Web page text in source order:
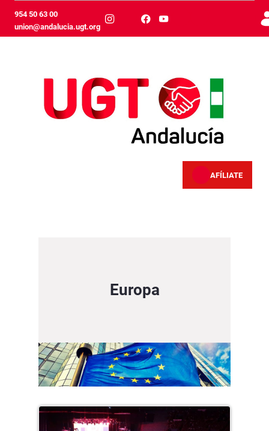
跳转到主内容
954 50 63 00
union@andalucia.ugt.org
AFÍLIATE
Europa